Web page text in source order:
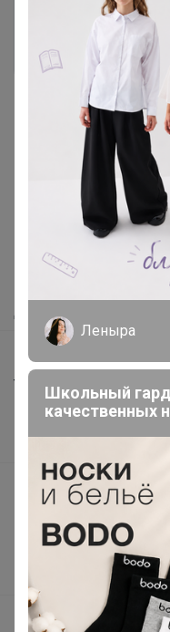
Войти
Как здесь все
Как сделать заказ?
Как получить?
Доставка
Шоурумы
Торговые марки
Наша команда
Подарочные
Поставщикам
support@24-ok.ru
Леныра
Школьный
качественных